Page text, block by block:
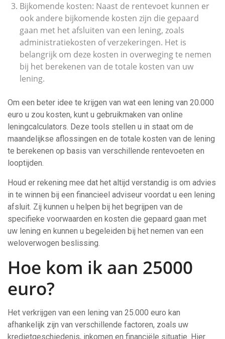
Bijkomende kosten: Naast de rentevoet kunnen er
ook andere bijkomende kosten zijn die gepaard
gaan met het afsluiten van een lening, zoals
administratiekosten of verzekeringen. Het is
belangrijk om deze kosten in overweging te nemen
bij het berekenen van de totale kosten van uw
lening.
Om een beter idee te krijgen van wat een lening van 20.000
euro u zou kosten, kunt u gebruikmaken van online
leningcalculators. Deze tools stellen u in staat om de
maandelijkse aflossingen en de totale kosten van de lening
te berekenen op basis van verschillende rentevoeten en
looptijden.
Houd er rekening mee dat het altijd verstandig is om advies
in te winnen bij een financieel adviseur voordat u een lening
afsluit. Zij kunnen u helpen bij het begrijpen van de
specifieke voorwaarden en kosten die gepaard gaan met
uw lening en kunnen u begeleiden bij het nemen van een
weloverwogen beslissing.
Hoe kom ik aan 25000
euro?
Het verkrijgen van een lening van 25.000 euro kan
afhankelijk zijn van verschillende factoren, zoals uw
kredietgeschiedenis, inkomen en financiële situatie. Hier